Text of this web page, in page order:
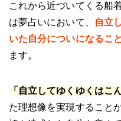
これから近づいてくる船
は夢占いにおいて、
自立
いた自分についになるこ
ます。
「自立してゆくゆくはこ
た理想像を実現すること